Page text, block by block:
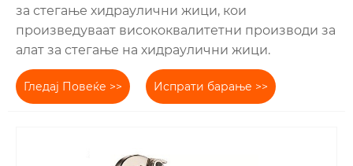
за стегање хидраулични жици, кои
произведуваат висококвалитетни производи за
алат за стегање на хидраулични жици.
Гледај Повеќе >> Испрати барање >>